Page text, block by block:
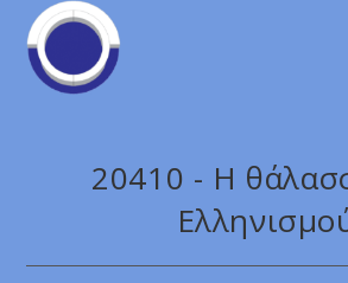
20410 - Η